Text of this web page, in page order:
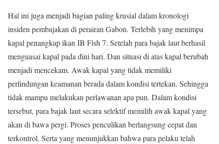
Hal ini juga menjadi bagian paling krusial dalam kronologi
insiden pembajakan di perairan Gabon. Terlebih yang menimpa
kapal penangkap ikan IB Fish 7. Setelah para bajak laut berhasil
menguasai kapal pada dini hari. Dan situasi di atas kapal berubah
menjadi mencekam. Awak kapal yang tidak memiliki
perlindungan keamanan berada dalam kondisi tertekan. Sehingga
tidak mampu melakukan perlawanan apa pun. Dalam kondisi
tersebut, para bajak laut secara selektif memilih awak kapal yang
akan di bawa pergi. Proses penculikan berlangsung cepat dan
terkontrol. Serta yang menunjukkan bahwa para pelaku telah